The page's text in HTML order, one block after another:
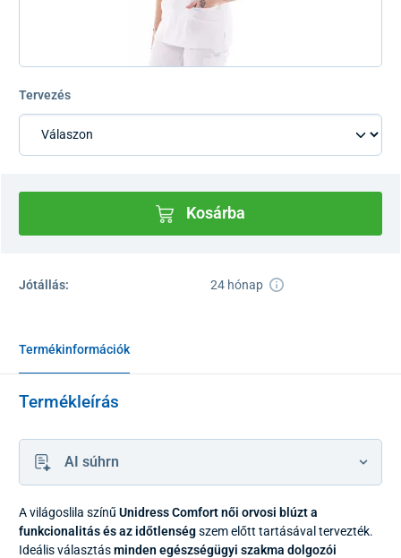
Tervezés
Kosárba
Jótállás: 24 hónap
Termékinformációk
Termékleírás
AI súhrn
A világoslila színű Unidress Comfort női orvosi blúzt a
funkcionalitás és az időtlenségszem előtt tartásával tervezték.
Ideális választásminden egészségügyi szakma dolgozói